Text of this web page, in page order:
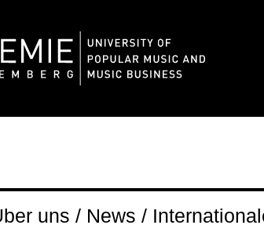
uns / News /